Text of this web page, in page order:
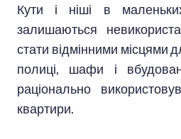
Кути і ніші в
залишаються
стати відмінними місцями
полиці, шафи і
раціонально
квартири.